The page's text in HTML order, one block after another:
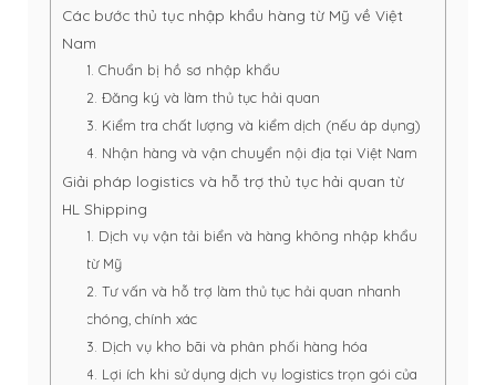
Các bước thủ tục nhập khẩu hàng từ Mỹ về Việt
Nam
1. Chuẩn bị hồ sơ nhập khẩu
2. Đăng ký và làm thủ tục hải quan
3. Kiểm tra chất lượng và kiểm dịch (nếu áp dụng)
4. Nhận hàng và vận chuyển nội địa tại Việt Nam
Giải pháp logistics và hỗ trợ thủ tục hải quan từ
HL Shipping
1. Dịch vụ vận tải biển và hàng không nhập khẩu
từ Mỹ
2. Tư vấn và hỗ trợ làm thủ tục hải quan nhanh
chóng, chính xác
3. Dịch vụ kho bãi và phân phối hàng hóa
4. Lợi ích khi sử dụng dịch vụ logistics trọn gói của